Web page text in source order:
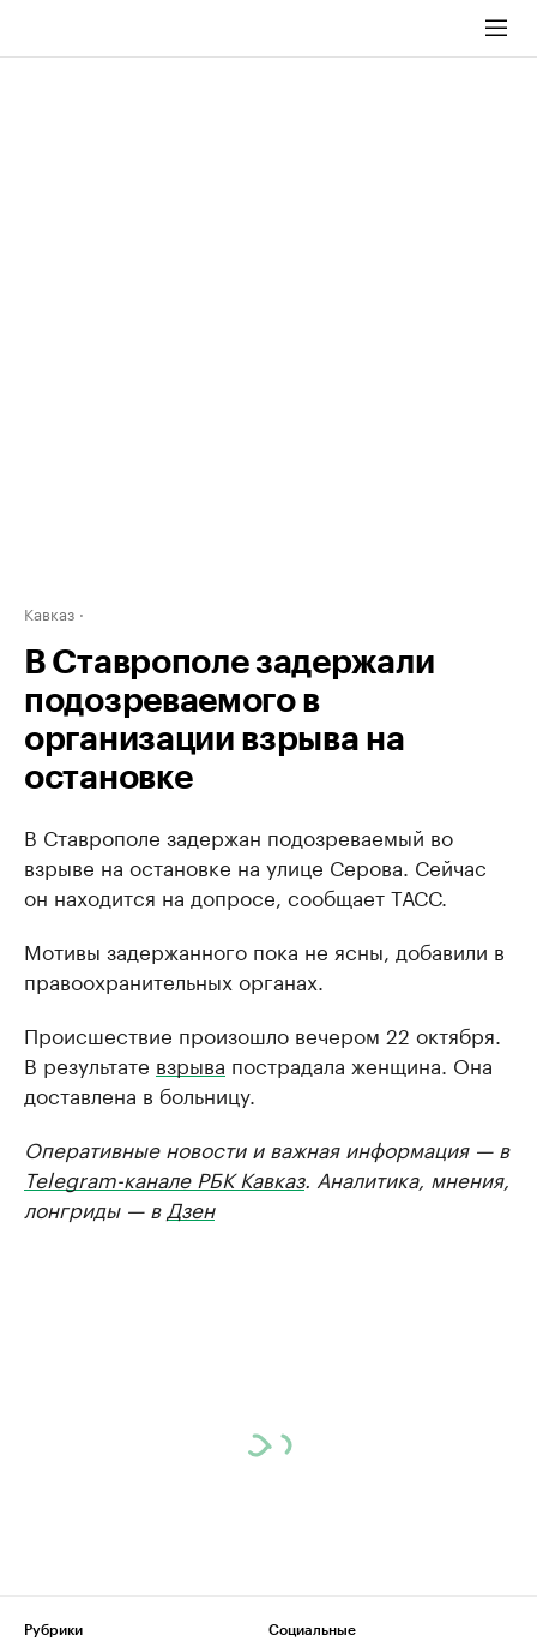
Кавказ
В Ставрополе задержали
подозреваемого в
организации взрыва на
остановке
В Ставрополе задержан подозреваемый во
взрыве на остановке на улице Серова. Сейчас
он находится на допросе, сообщает ТАСС.
Мотивы задержанного пока не ясны, добавили в
правоохранительных органах.
Происшествие произошло вечером 22 октября.
В результате взрыва пострадала женщина. Она
доставлена в больницу.
Оперативные новости и важная информация — в
Telegram-канале РБК Кавказ. Аналитика, мнения,
лонгриды — в Дзен
Рубрики
Социальные